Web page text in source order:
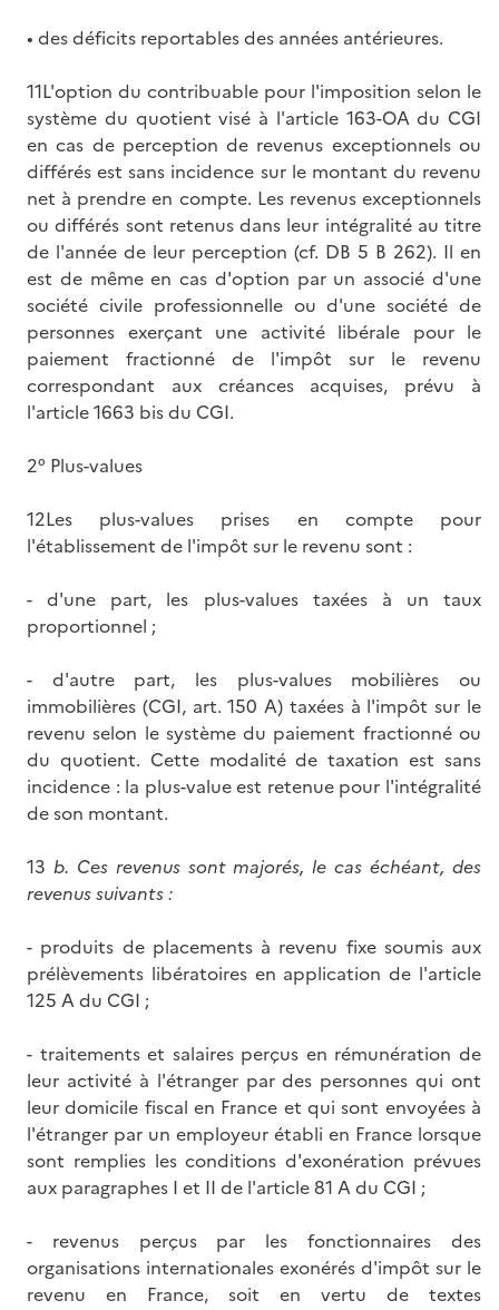
• des déficits reportables des années antérieures.
11L'option du contribuable pour l'imposition selon le
système du quotient visé à l'article 163-OA du CGI
en cas de perception de revenus exceptionnels ou
différés est sans incidence sur le montant du revenu
net à prendre en compte. Les revenus exceptionnels
ou différés sont retenus dans leur intégralité au titre
de l'année de leur perception (cf. DB 5 B 262). Il en
est de même en cas d'option par un associé d'une
société civile professionnelle ou d'une société de
personnes exerçant une activité libérale pour le
paiement fractionné de l'impôt sur le revenu
correspondant aux créances acquises, prévu à
l'article 1663 bis du CGI.
2° Plus-values
12Les plus-values prises en compte pour
l'établissement de l'impôt sur le revenu sont :
- d'une part, les plus-values taxées à un taux
proportionnel ;
- d'autre part, les plus-values mobilières ou
immobilières (CGI, art. 150 A) taxées à l'impôt sur le
revenu selon le système du paiement fractionné ou
du quotient. Cette modalité de taxation est sans
incidence : la plus-value est retenue pour l'intégralité
de son montant.
13 b. Ces revenus sont majorés, le cas échéant, des
revenus suivants :
- produits de placements à revenu fixe soumis aux
prélèvements libératoires en application de l'article
125 A du CGI ;
- traitements et salaires perçus en rémunération de
leur activité à l'étranger par des personnes qui ont
leur domicile fiscal en France et qui sont envoyées à
l'étranger par un employeur établi en France lorsque
sont remplies les conditions d'exonération prévues
aux paragraphes I et II de l'article 81 A du CGI ;
- revenus perçus par les fonctionnaires des
organisations internationales exonérés d'impôt sur le
revenu en France, soit en vertu de textes